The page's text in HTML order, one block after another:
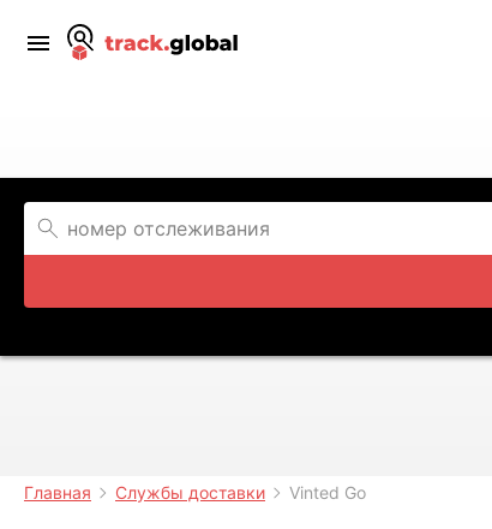
Главная Службы доставки Vinted Go